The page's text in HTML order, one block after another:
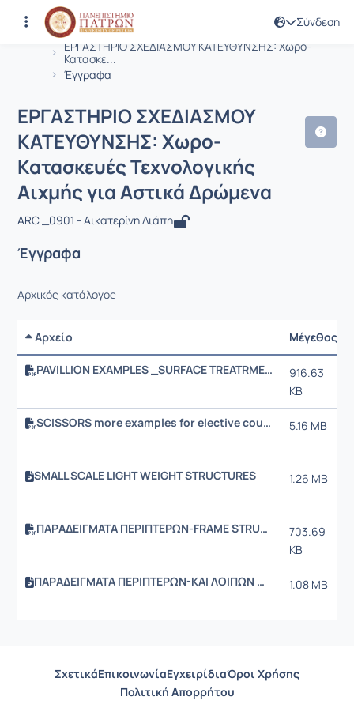
Σύνδεση
Αρχική Σελίδα
ΕΡΓΑΣΤΗΡΙΟ ΣΧΕΔΙΑΣΜΟΥ ΚΑΤΕΥΘΥΝΣΗΣ: Χωρο-
Κατασκε...
Έγγραφα
Μάθημα : ΕΡΓΑΣΤΗΡΙΟ ΣΧΕΔΙΑΣΜΟΥ
Κωδικός : ARCH462
ΕΡΓΑΣΤΗΡΙΟ ΣΧΕΔΙΑΣΜΟΥ
ΚΑΤΕΥΘΥΝΣΗΣ: Χωρο-
Κατασκευές Τεχνολογικής
Αιχμής για Αστικά Δρώμενα
ARC _0901 - Αικατερίνη Λιάπη
Έγγραφα
Αρχικός κατάλογος
Αρχείο Μέγεθος
PAVILLION EXAMPLES _SURFACE TREATRMENT
916.63
KB
SCISSORS more examples for elective course and Studio.pdf 5.16 MB
SMALL SCALE LIGHT WEIGHT STRUCTURES 1.26 MB
ΠΑΡΑΔΕΙΓΜΑΤΑ ΠΕΡΙΠΤΕΡΩΝ-FRAME STRUCTURES
703.69
KB
ΠΑΡΑΔΕΙΓΜΑΤΑ ΠΕΡΙΠΤΕΡΩΝ-ΚΑΙ ΛΟΙΠΩΝ ΚΑΤΑΣΚΕΥΩΝ 1.08 MB
ΣχετικάΕπικοινωνίαΕγχειρίδιαΌροι Χρήσης
Πολιτική Απορρήτου